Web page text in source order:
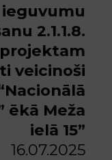
2.1.1.8.
veicinoši
ēkā Meža
ielā 15”
16.07.2025